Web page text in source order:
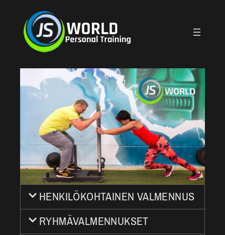
HENKILÖKOHTAINEN VALMENNUS
RYHMÄVALMENNUKSET